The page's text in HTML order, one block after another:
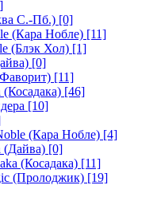
С.-Пб.) [0]
(Кара Нобле) [11]
(Блэк Хол) [1]
[0]
[11]
[46]
[10]
(Кара Нобле) [4]
(Дайва) [0]
(Косадака) [11]
(Пролоджик) [19]